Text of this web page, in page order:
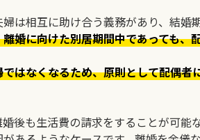
は相互に助け合う義務があり、結
婚に向けた別居期間中であっても
はなくなるため、原則として配偶
後も生活費の請求をすることが可